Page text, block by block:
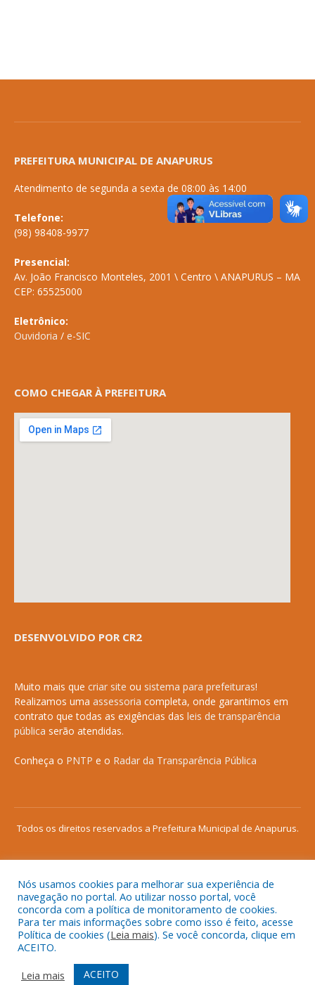
PREFEITURA MUNICIPAL DE ANAPURUS
Atendimento de segunda a sexta de 08:00 às 14:00
Telefone:
(98) 98408-9977
Presencial:
Av. João Francisco Monteles, 2001 \ Centro \ ANAPURUS – MA
CEP: 65525000
Eletrônico:
Ouvidoria / e-SIC
COMO CHEGAR À PREFEITURA
DESENVOLVIDO POR CR2
Muito mais que criar site ou sistema para prefeituras!
Realizamos uma assessoria completa, onde garantimos em
contrato que todas as exigências das leis de transparência
pública serão atendidas.
Conheça o PNTP e o Radar da Transparência Pública
Todos os direitos reservados a Prefeitura Municipal de Anapurus.
Mapa do Site
Acessar Área Administrativa
Acessar o Webmail
Nós usamos cookies para melhorar sua experiência de
navegação no portal. Ao utilizar nosso portal, você
concorda com a política de monitoramento de cookies.
Para ter mais informações sobre como isso é feito, acesse
Política de cookies (Leia mais). Se você concorda, clique em
ACEITO.
Leia mais
ACEITO